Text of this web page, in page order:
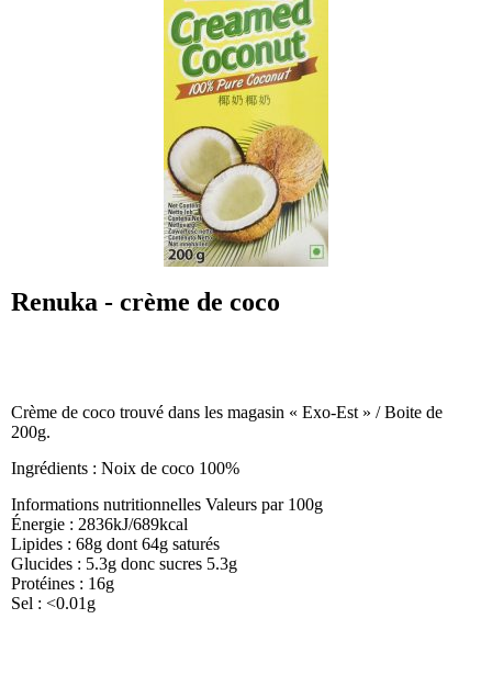
Renuka - crème de coco
Crème de coco trouvé dans les magasin « Exo-Est » / Boite de
200g.
Ingrédients : Noix de coco 100%
Informations nutritionnelles Valeurs par 100g
Énergie : 2836kJ/689kcal
Lipides : 68g dont 64g saturés
Glucides : 5.3g donc sucres 5.3g
Protéines : 16g
Sel : <0.01g